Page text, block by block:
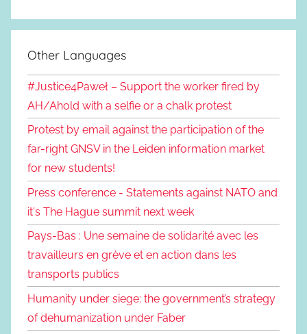
Other Languages
#Justice4Paweł – Support the worker fired by
AH/Ahold with a selfie or a chalk protest
Protest by email against the participation of the
far-right GNSV in the Leiden information market
for new students!
Press conference - Statements against NATO and
it's The Hague summit next week
Pays-Bas : Une semaine de solidarité avec les
travailleurs en grève et en action dans les
transports publics
Humanity under siege: the government’s strategy
of dehumanization under Faber